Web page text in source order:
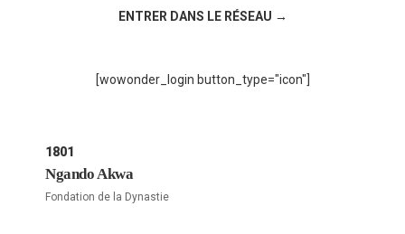
ENTRER DANS LE RÉSEAU →
[wowonder_login button_type="icon"]
1801
Ngando Akwa
Fondation de la Dynastie